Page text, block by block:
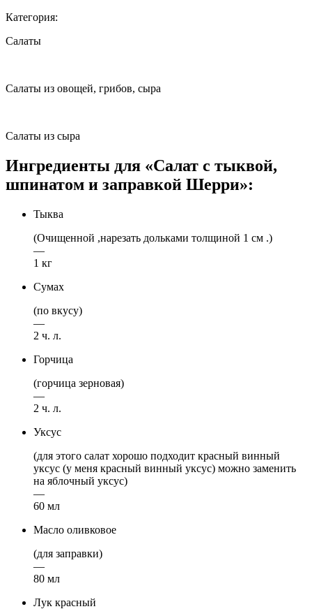
Категория:
Салаты
Салаты из овощей, грибов, сыра
Салаты из сыра
Ингредиенты для «Салат с тыквой,
шпинатом и заправкой Шерри»:
Тыква
(Очищенной ,нарезать дольками толщиной 1 см .)
—
1 кг
Сумах
(по вкусу)
—
2 ч. л.
Горчица
(горчица зерновая)
—
2 ч. л.
Уксус
(для этого салат хорошо подходит красный винный
уксус (у меня красный винный уксус) можно заменить
на яблочный уксус)
—
60 мл
Масло оливковое
(для заправки)
—
80 мл
Лук красный